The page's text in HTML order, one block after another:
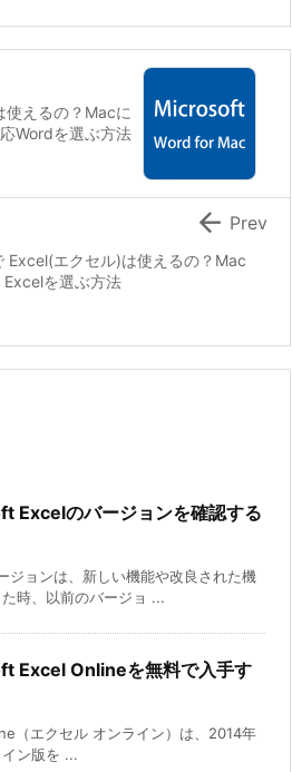
えるの？Macに
Wordを選ぶ方法
Excel(エクセル)は使えるの？Mac
Excelを選ぶ方法
 Prev
Excelのバージョンを確認する
ジョンは、新しい機能や改良された機
時、以前のバージョ ...
Excel Onlineを無料で入手す
（エクセル オンライン）は、2014年
ン版を ...